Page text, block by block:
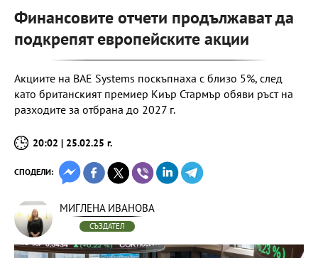
Финансовите отчети продължават да
подкрепят европейските акции
Акциите на BAE Systems поскъпнаха с близо 5%, след
като британският премиер Киър Стармър обяви ръст на
разходите за отбрана до 2027 г.
20:02 | 25.02.25 г.
СПОДЕЛИ:
МИГЛЕНА ИВАНОВА
СЪЗДАТЕЛ